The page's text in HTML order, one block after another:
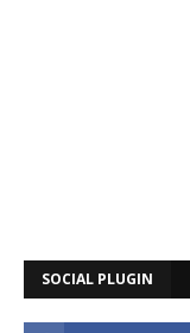
SOCIAL PLUGIN